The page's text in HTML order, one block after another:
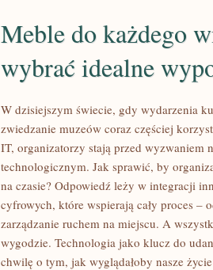
Meble do każdego
wybrać idealne
W dzisiejszym świecie, gdy wydarzenia
zwiedzanie muzeów coraz częściej
IT, organizatorzy stają przed wyzwaniem
technologicznym. Jak sprawić, by
na czasie? Odpowiedź leży w integracji
cyfrowych, które wspierają cały proces –
zarządzanie ruchem na miejscu. A
wygodzie. Technologia jako klucz do
chwilę o tym, jak wyglądałoby nasze